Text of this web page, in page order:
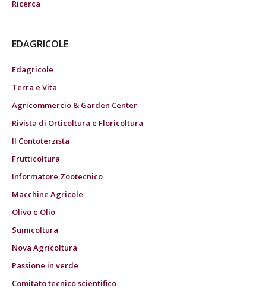
Ricerca
EDAGRICOLE
Edagricole
Terra e Vita
Agricommercio & Garden Center
Rivista di Orticoltura e Floricoltura
Il Contoterzista
Frutticoltura
Informatore Zootecnico
Macchine Agricole
Olivo e Olio
Suinicoltura
Nova Agricoltura
Passione in verde
Comitato tecnico scientifico